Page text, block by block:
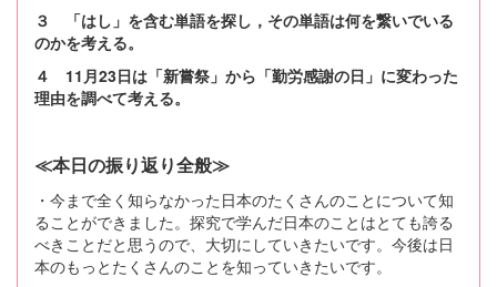
３ 「はし」を含む単語を探し，その単語は何を繋いでいる
のかを考える。
４ 11月23日は「新嘗祭」から「勤労感謝の日」に変わった
理由を調べて考える。
≪本日の振り返り全般≫
・今まで全く知らなかった日本のたくさんのことについて知
ることができました。探究で学んだ日本のことはとても誇る
べきことだと思うので、大切にしていきたいです。今後は日
本のもっとたくさんのことを知っていきたいです。